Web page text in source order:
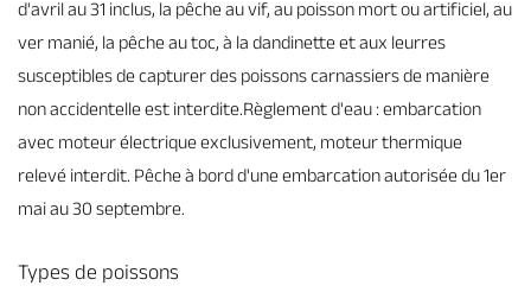
d'avril au 31 inclus, la pêche au vif, au poisson mort ou artificiel, au
ver manié, la pêche au toc, à la dandinette et aux leurres
susceptibles de capturer des poissons carnassiers de manière
non accidentelle est interdite.Règlement d'eau : embarcation
avec moteur électrique exclusivement, moteur thermique
relevé interdit. Pêche à bord d'une embarcation autorisée du 1er
mai au 30 septembre.
Types de poissons